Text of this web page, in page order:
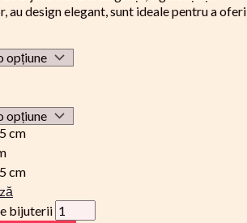
design elegant, sunt ideale pentru a oferi
cm
cm
bijuterii